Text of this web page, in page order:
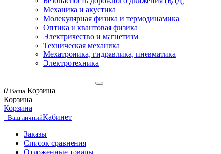
Механика и акустика
Молекулярная физика и термодинамика
Оптика и квантовая физика
Электричество и магнетизм
Техническая механика
Мехатроника, гидравлика, пневматика
Электротехника
0 Ваша Корзина
Корзина
Корзина
Ваш личныйКабинет
Заказы
Список сравнения
Отложенные товары